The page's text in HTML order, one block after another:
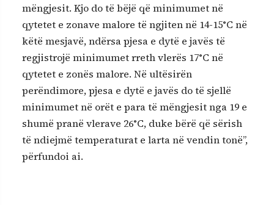
mëngjesit. Kjo do të bëjë që minimumet në
qytetet e zonave malore të ngjiten në 14-15°C në
këtë mesjavë, ndërsa pjesa e dytë e javës të
regjistrojë minimumet rreth vlerës 17°C në
qytetet e zonës malore. Në ultësirën
perëndimore, pjesa e dytë e javës do të sjellë
minimumet në orët e para të mëngjesit nga 19 e
shumë pranë vlerave 26°C, duke bërë që sërish
të ndiejmë temperaturat e larta në vendin tonë”,
përfundoi ai.